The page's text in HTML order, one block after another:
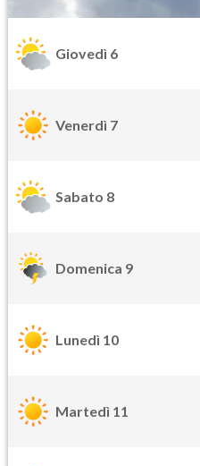
Giovedì 6
Venerdì 7
Sabato 8
Domenica 9
Lunedì 10
Martedì 11